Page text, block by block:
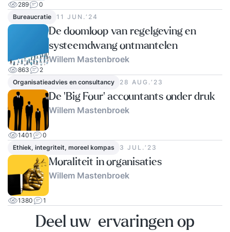
289
0
Bureaucratie
11 JUN.‘24
De doomloop van regelgeving en
systeemdwang ontmantelen
Willem Mastenbroek
863
2
Organisatieadvies en consultancy
28 AUG.‘23
De 'Big Four' accountants onder druk
Willem Mastenbroek
1401
0
Ethiek, integriteit, moreel kompas
3 JUL.‘23
Moraliteit in organisaties
Willem Mastenbroek
1380 1
Deel uw ervaringen op